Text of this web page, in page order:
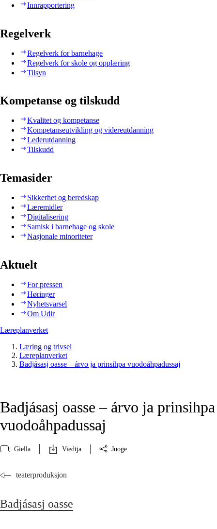
Innrapportering
Regelverk
Regelverk for barnehage
Regelverk for skole og opplæring
Tilsyn
Kompetanse og tilskudd
Kvalitet og kompetanse
Kompetanseutvikling og videreutdanning
Lederutdanning
Tilskudd
Temasider
Sikkerhet og beredskap
Læremidler
Digitalisering
Samisk i barnehage og skole
Nasjonale minoriteter
Aktuelt
For pressen
Høringer
Nyhetsvarsel
Om Udir
Læreplanverket
Læring og trivsel
Læreplanverket
Badjásasj oasse – árvo ja prinsihpa vuodoåhpadussaj
Badjásasj oasse – árvo ja prinsihpa
vuodoåhpadussaj
Giella Viedtja Juoge
teaterproduksjon
Badjásasj oasse